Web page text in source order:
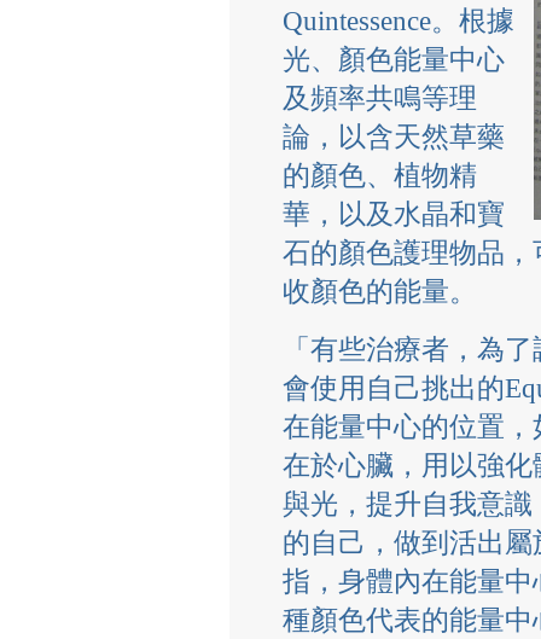
Quintessence。根據
光、顏色能量中心
及頻率共鳴等理
論，以含天然草藥
的顏色、植物精
華，以及水晶和寶
石的顏色護理物品
收顏色的能量。
「有些治療者，為
會使用自己挑出的
在能量中心的位置
在於心臟，用以強
與光，提升自我意
的自己，做到活出
指，身體內在能量
種顏色代表的能量